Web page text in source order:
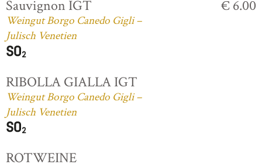
Sauvignon IGT
Weingut Borgo Canedo Gigli –
Julisch Venetien
€ 6.00
RIBOLLA GIALLA IGT
Weingut Borgo Canedo Gigli –
Julisch Venetien
ROTWEINE